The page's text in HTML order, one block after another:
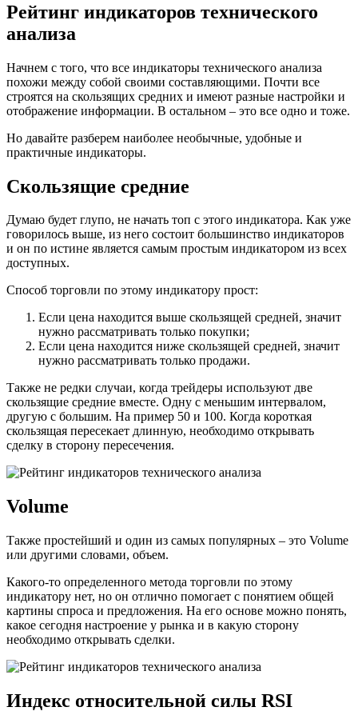
Рейтинг индикаторов технического
анализа
Начнем с того, что все индикаторы технического анализа
похожи между собой своими составляющими. Почти все
строятся на скользящих средних и имеют разные настройки и
отображение информации. В остальном – это все одно и тоже.
Но давайте разберем наиболее необычные, удобные и
практичные индикаторы.
Скользящие средние
Думаю будет глупо, не начать топ с этого индикатора. Как уже
говорилось выше, из него состоит большинство индикаторов
и он по истине является самым простым индикатором из всех
доступных.
Способ торговли по этому индикатору прост:
Если цена находится выше скользящей средней, значит
нужно рассматривать только покупки;
Если цена находится ниже скользящей средней, значит
нужно рассматривать только продажи.
Также не редки случаи, когда трейдеры используют две
скользящие средние вместе. Одну с меньшим интервалом,
другую с большим. На пример 50 и 100. Когда короткая
скользящая пересекает длинную, необходимо открывать
сделку в сторону пересечения.
Volume
Также простейший и один из самых популярных – это Volume
или другими словами, объем.
Какого-то определенного метода торговли по этому
индикатору нет, но он отлично помогает с понятием общей
картины спроса и предложения. На его основе можно понять,
какое сегодня настроение у рынка и в какую сторону
необходимо открывать сделки.
Индекс относительной силы RSI